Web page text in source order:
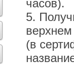
часов).
5.
(в